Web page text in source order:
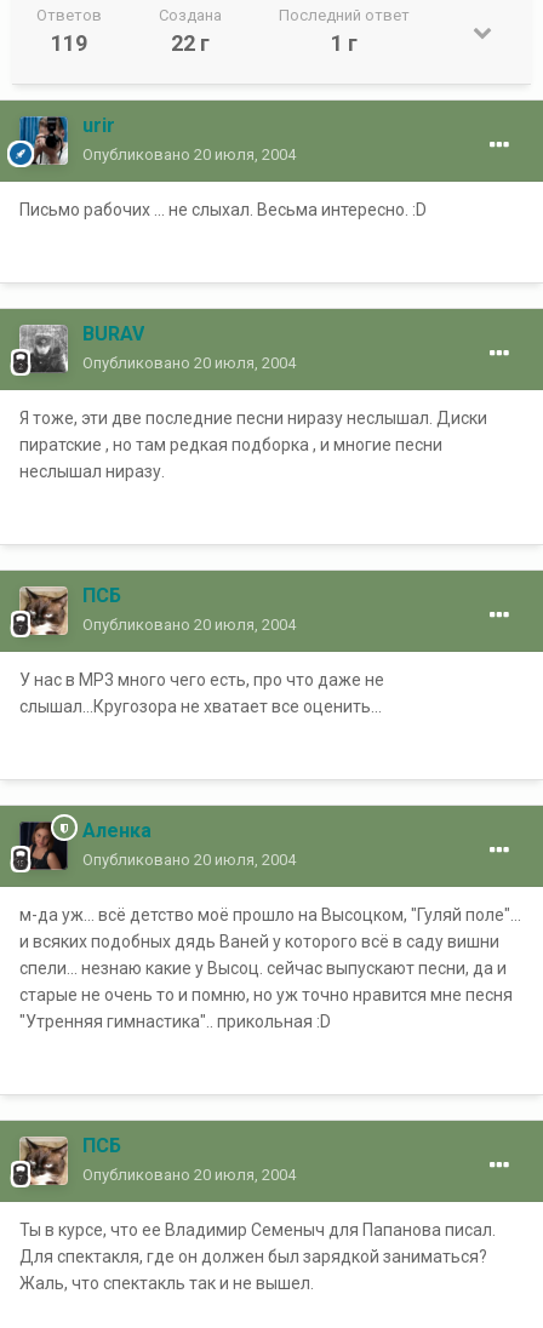
Ответов
119
Создана
22 г
Последний ответ
1 г
urir
Опубликовано 20 июля, 2004
Письмо рабочих ... не слыхал. Весьма интересно. :D
BURAV
Опубликовано 20 июля, 2004
Я тоже, эти две последние песни ниразу неслышал. Диски
пиратские , но там редкая подборка , и многие песни
неслышал ниразу.
ПСБ
Опубликовано 20 июля, 2004
У нас в МР3 много чего есть, про что даже не
слышал...Кругозора не хватает все оценить...
Аленка
Опубликовано 20 июля, 2004
м-да уж... всё детство моё прошло на Высоцком, "Гуляй поле"...
и всяких подобных дядь Ваней у которого всё в саду вишни
спели... незнаю какие у Высоц. сейчас выпускают песни, да и
старые не очень то и помню, но уж точно нравится мне песня
"Утренняя гимнастика".. прикольная :D
ПСБ
Опубликовано 20 июля, 2004
Ты в курсе, что ее Владимир Семеныч для Папанова писал.
Для спектакля, где он должен был зарядкой заниматься?
Жаль, что спектакль так и не вышел.